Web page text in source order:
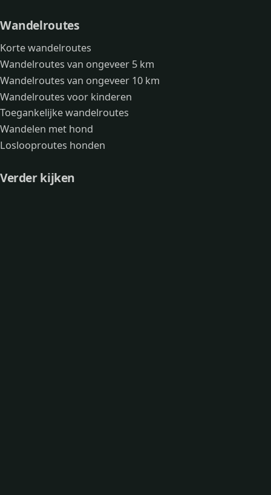
Wandelroutes
Korte wandelroutes
Wandelroutes van ongeveer 5 km
Wandelroutes van ongeveer 10 km
Wandelroutes voor kinderen
Toegankelijke wandelroutes
Wandelen met hond
Loslooproutes honden
Verder kijken